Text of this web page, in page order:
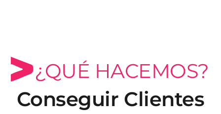
¿QUÉ HACEMOS?
Conseguir Clientes